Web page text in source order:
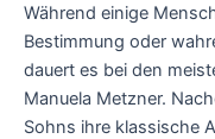
Während einige
Bestimmung oder
dauert es bei den
Manuela Metzner.
Sohns ihre klassische